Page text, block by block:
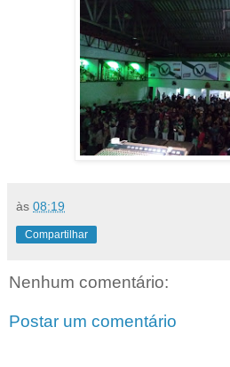
às 08:19
Compartilhar
Nenhum comentário:
Postar um comentário